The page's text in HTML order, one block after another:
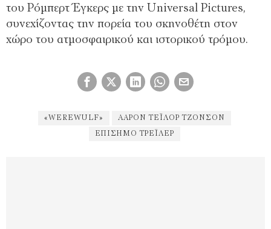
του Ρόμπερτ Έγκερς με την Universal Pictures,
συνεχίζοντας την πορεία του σκηνοθέτη στον
χώρο του ατμοσφαιρικού και ιστορικού τρόμου.
«WEREWULF» ΆΑΡΟΝ ΤΈΙΛΟΡ ΤΖΌΝΣΟΝ
ΕΠΊΣΗΜΟ ΤΡΈΙΛΕΡ